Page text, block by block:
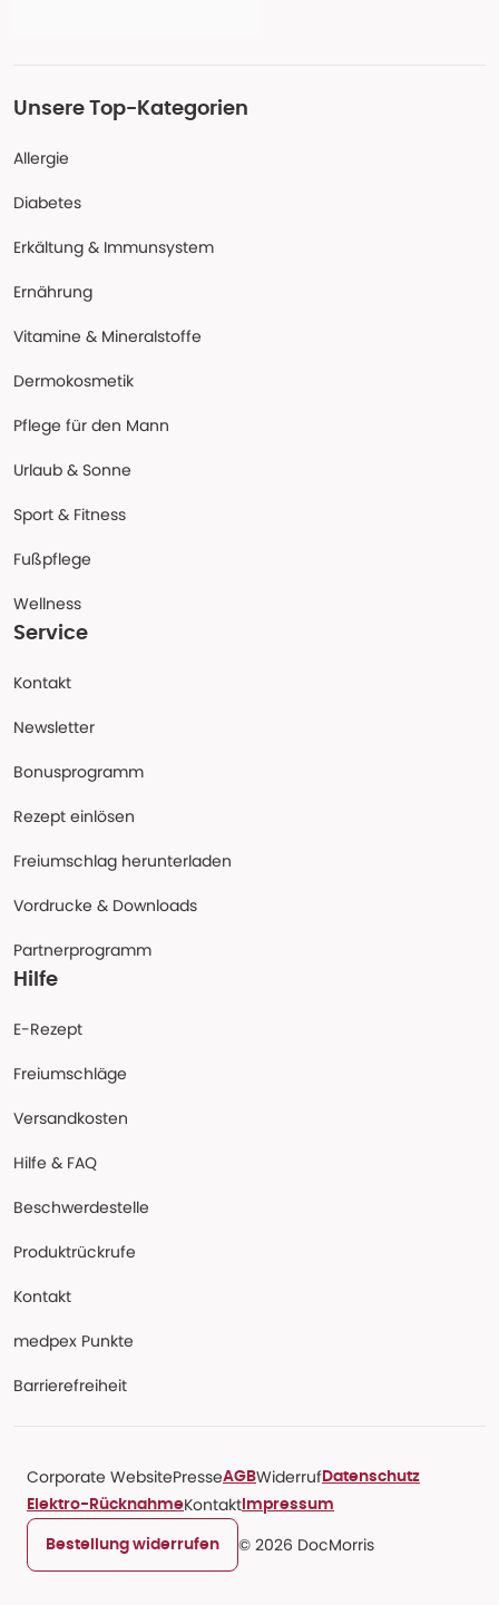
Unsere Top-Kategorien
Allergie
Diabetes
Erkältung & Immunsystem
Ernährung
Vitamine & Mineralstoffe
Dermokosmetik
Pflege für den Mann
Urlaub & Sonne
Sport & Fitness
Fußpflege
Wellness
Service
Kontakt
Newsletter
Bonusprogramm
Rezept einlösen
Freiumschlag herunterladen
Vordrucke & Downloads
Partnerprogramm
Hilfe
E-Rezept
Freiumschläge
Versandkosten
Hilfe & FAQ
Beschwerdestelle
Produktrückrufe
Kontakt
medpex Punkte
Barrierefreiheit
Corporate WebsitePresseAGBWiderruf Datenschutz
Elektro-RücknahmeKontakt Impressum
Bestellung widerrufen © 2026 DocMorris